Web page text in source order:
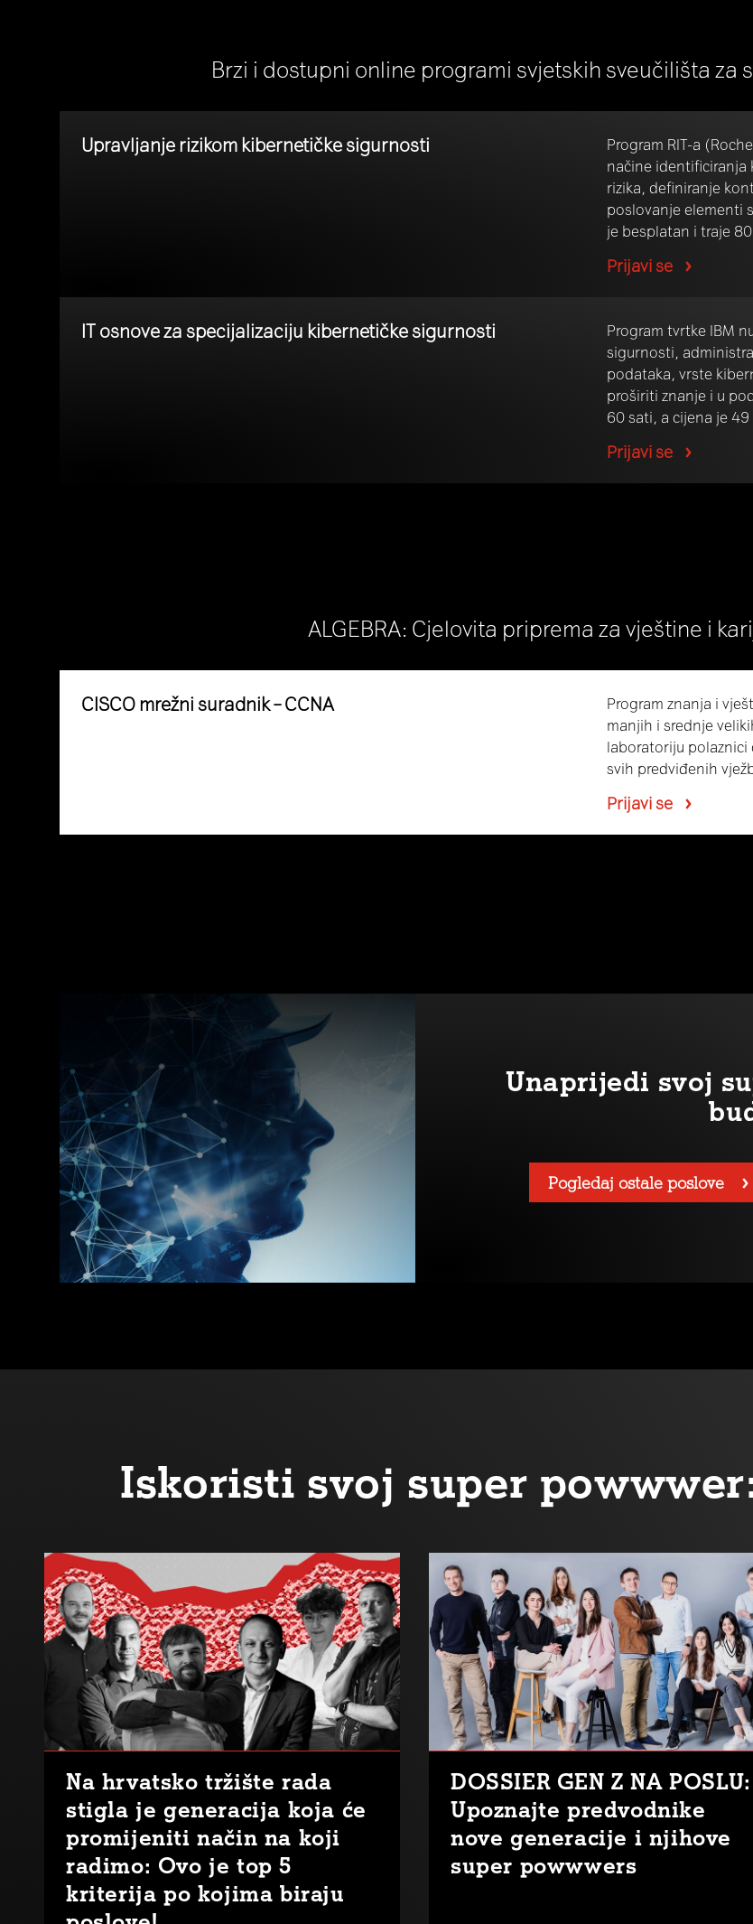
Brzi i dostupni online programi svjetskih sveučilišta za
Upravljanje rizikom kibernetičke sigurnosti
Program RIT-a
načine identificiranja
rizika, definiranje
poslovanje elementi
je besplatan i traje
Prijavi se
IT osnove za specijalizaciju kibernetičke sigurnosti
Program tvrtke IBM
sigurnosti,
podataka, vrste
proširiti znanje i u
60 sati, a cijena je 49
Prijavi se
ALGEBRA: Cjelovita priprema za vještine i
CISCO mrežni suradnik – CCNA
Program znanja i
manjih i srednje
laboratoriju
svih predviđenih
Prijavi se
Unaprijedi svoj
Pogledaj ostale poslove
Iskoristi svoj super
Na hrvatsko tržište rada
stigla je generacija koja će
promijeniti način na koji
radimo: Ovo je top 5
kriterija po kojima biraju
DOSSIER GEN Z NA POSLU:
Upoznajte predvodnike
nove generacije i njihove
super powwwers